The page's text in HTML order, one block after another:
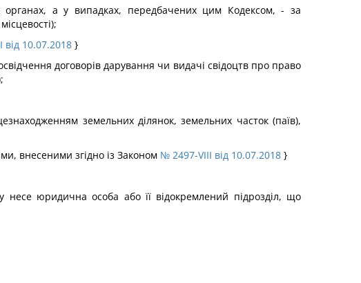
а у випадках, передбачених цим Кодексом, - за
10.07.2018 }
договорів дарування чи видачі свідоцтв про право
земельних ділянок, земельних часток (паїв),
внесеними згідно із Законом № 2497-VIII від 10.07.2018 }
несе юридична особа або її відокремлений підрозділ, що